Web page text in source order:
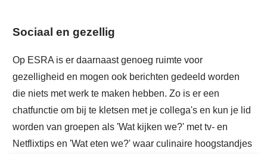
Sociaal en gezellig
Op ESRA is er daarnaast genoeg ruimte voor
gezelligheid en mogen ook berichten gedeeld worden
die niets met werk te maken hebben. Zo is er een
chatfunctie om bij te kletsen met je collega's en kun je lid
worden van groepen als 'Wat kijken we?' met tv- en
Netflixtips en 'Wat eten we?' waar culinaire hoogstandjes